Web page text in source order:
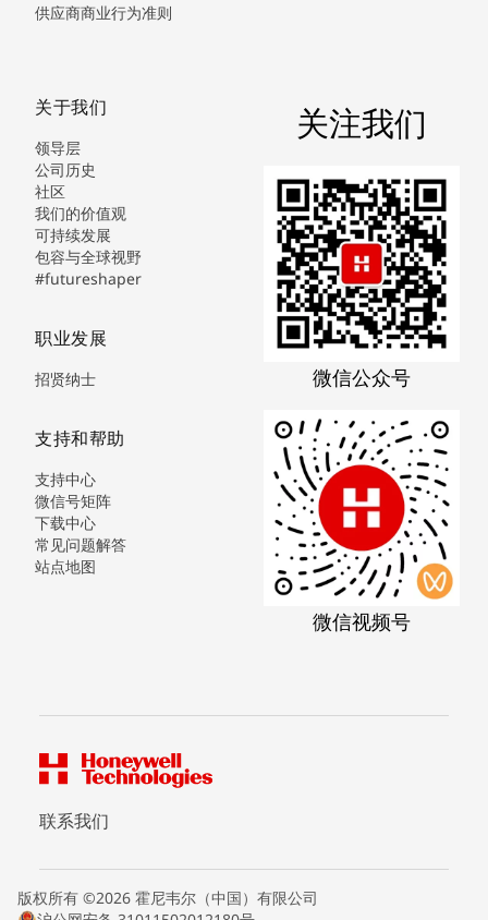
供应商商业行为准则
关于我们
领导层
公司历史
社区
我们的价值观
可持续发展
包容与全球视野
#futureshaper
职业发展
招贤纳士
支持和帮助
支持中心
微信号矩阵
下载中心
常见问题解答
站点地图
关注我们
微信公众号
微信视频号
联系我们
版权所有 ©2026 霍尼韦尔（中国）有限公司